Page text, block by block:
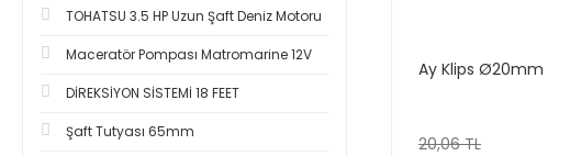
TOHATSU 3.5 HP Uzun Şaft Deniz Motoru
Maceratör Pompası Matromarine 12V
DİREKSİYON SİSTEMİ 18 FEET
Şaft Tutyası 65mm
Ay Klips Ø20mm
20,06 TL